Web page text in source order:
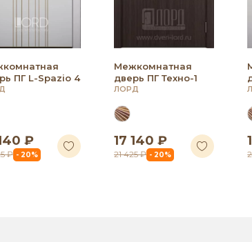
ПГ L-Spazio 4
₽
₽ - 20%
Межкомнатная
дверь ПГ Техно-1
ЛОРД
17 140 ₽
21 425 ₽ - 20%